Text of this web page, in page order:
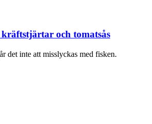
och tomatsås
det inte att misslyckas med fisken.